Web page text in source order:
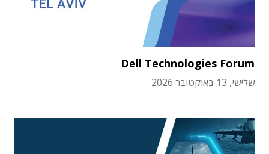
Dell Technologies Forum
שלישי, 13 באוקטובר 2026